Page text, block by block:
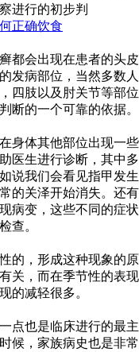
进行的初步判
正确饮食
都会出现在患者的头皮
发病部位，当然多数人
四肢以及肘关节等部位
断的一个可靠的依据。
身体其他部位出现一些
医生进行诊断，其中多
说我们会看见指甲发生
的关泽开始消失。还有
病变，这些不同的症状
查。
的，形成这种现象的原
关，而在季节性的表现
的减轻很多。
点也是临床进行的最主
候，家族病史也是非常